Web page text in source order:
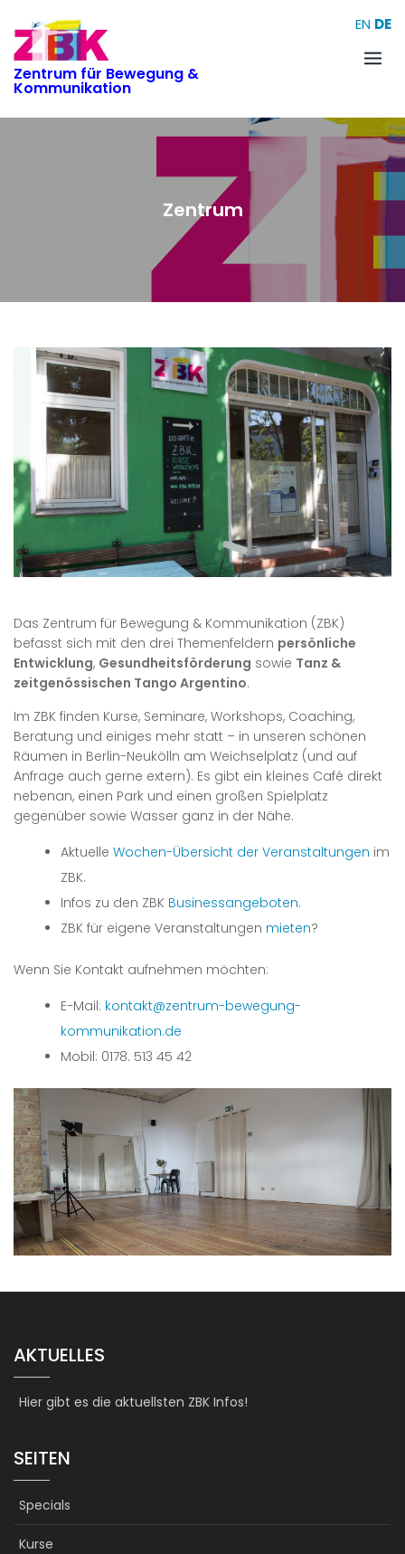
content
Zentrum für Bewegung &
Kommunikation
Zentrum
Das Zentrum für Bewegung & Kommunikation (ZBK)
befasst sich mit den drei Themenfeldern persönliche
Entwicklung, Gesundheitsförderung sowie Tanz &
zeitgenössischen Tango Argentino.
Im ZBK finden Kurse, Seminare, Workshops, Coaching,
Beratung und einiges mehr statt – in unseren schönen
Räumen in Berlin-Neukölln am Weichselplatz (und auf
Anfrage auch gerne extern). Es gibt ein kleines Café direkt
nebenan, einen Park und einen großen Spielplatz
gegenüber sowie Wasser ganz in der Nähe.
AktuelleWochen-Übersicht der Veranstaltungen im
ZBK.
Infos zu den ZBK Businessangeboten.
ZBK für eigene Veranstaltungen mieten?
Wenn Sie Kontakt aufnehmen möchten:
E-Mail: kontakt@zentrum-bewegung-
kommunikation.de
Mobil: 0178. 513 45 42
AKTUELLES
Hier gibt es die aktuellsten ZBK Infos!
SEITEN
Specials
Kurse
EN DE